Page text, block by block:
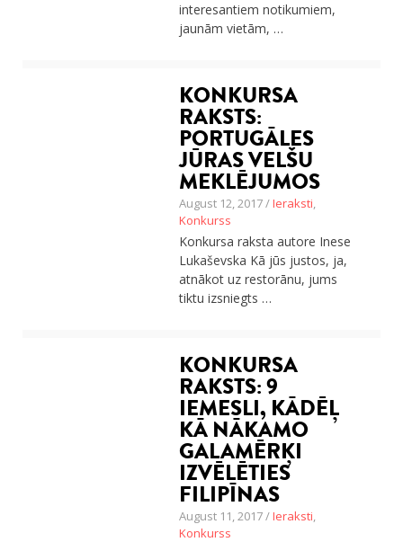
interesantiem notikumiem,
jaunām vietām, …
KONKURSA
RAKSTS:
PORTUGĀLES
JŪRAS VELŠU
MEKLĒJUMOS
August 12, 2017 /Ieraksti,
Konkurss
Konkursa raksta autore Inese
Lukaševska Kā jūs justos, ja,
atnākot uz restorānu, jums
tiktu izsniegts …
KONKURSA
RAKSTS: 9
IEMESLI, KĀDĒĻ
KĀ NĀKAMO
GALAMĒRĶI
IZVĒLĒTIES
FILIPĪNAS
August 11, 2017 /Ieraksti,
Konkurss